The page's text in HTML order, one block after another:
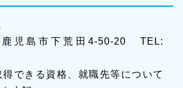
児島市下荒田4-50-20 TEL:
できる資格、就職先等について